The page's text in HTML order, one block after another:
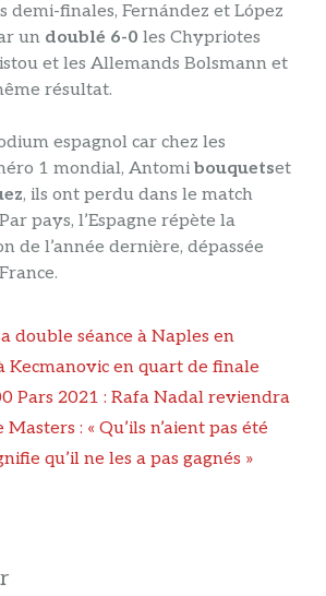
demi-finales, Fernández et López
un doublé 6-0 les Chypriotes
et les Allemands Bolsmann et
résultat.
espagnol car chez les
1 mondial, Antomibouquetset
, ils ont perdu dans le match
pays, l’Espagne répète la
de l’année dernière, dépassée
double séance à Naples en
Kecmanovic en quart de finale
Pars 2021 : Rafa Nadal reviendra
: « Qu’ils n’aient pas été
qu’il ne les a pas gagnés »